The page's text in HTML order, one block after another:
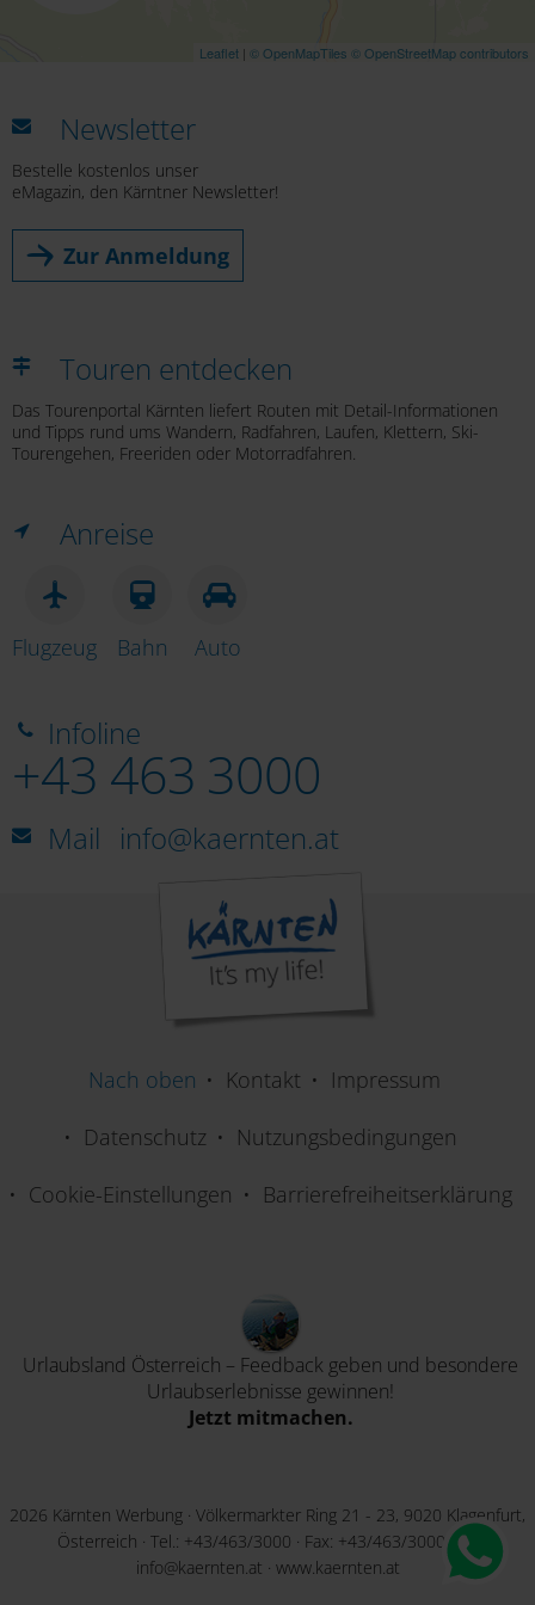
Leaflet | © OpenMapTiles © OpenStreetMap contributors
Newsletter
Bestelle kostenlos unser
eMagazin, den Kärntner Newsletter!
Zur Anmeldung
Touren entdecken
Das Tourenportal Kärnten liefert Routen mit Detail-Informationen
und Tipps rund ums Wandern, Radfahren, Laufen, Klettern, Ski-
Tourengehen, Freeriden oder Motorradfahren.
Anreise
Flugzeug Bahn Auto
Infoline
+43 463 3000
Mail info@kaernten.at
Nach oben Kontakt
Impressum
Datenschutz
Nutzungsbedingungen
Cookie-Einstellungen
Barrierefreiheitserklärung
Urlaubsland Österreich – Feedback geben und besondere
Urlaubserlebnisse gewinnen!
Jetzt mitmachen.
2026 Kärnten Werbung · Völkermarkter Ring 21 - 23, 9020 Klagenfurt,
Österreich · Tel.: +43/463/3000 · Fax: +43/463/3000-60 ·
info@kaernten.at · www.kaernten.at